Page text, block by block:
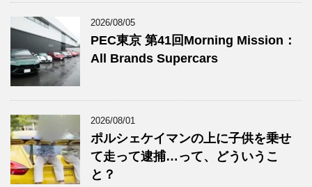
2026/08/05
PEC東京 第41回Morning Mission：
All Brands Supercars
2026/08/01
ポルシェケイマンの上に子供を乗せ
て走って逮捕…って、どういうこ
と？